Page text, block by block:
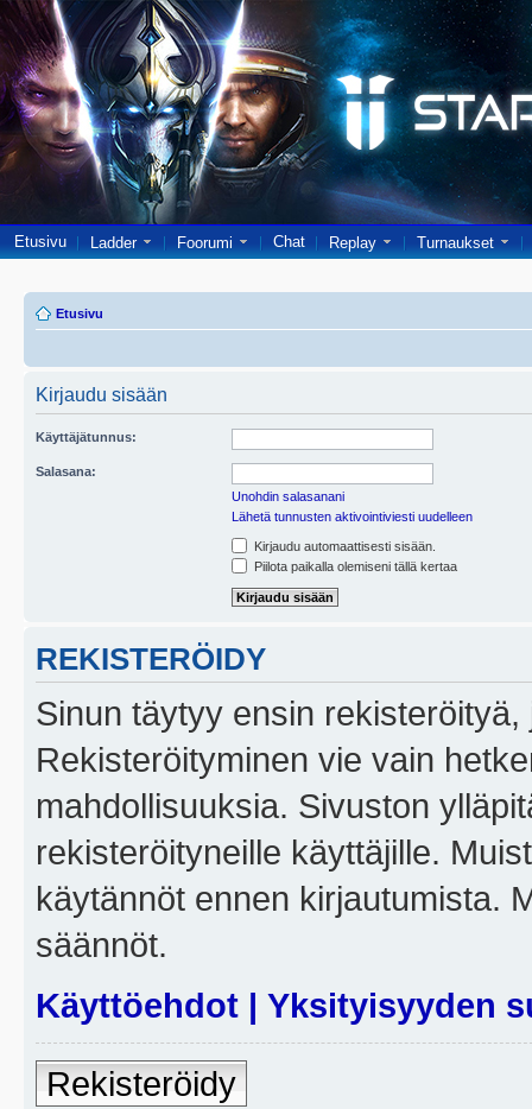
Etusivu Ladder Foorumi Chat Replay Turnaukset
Etusivu
Kirjaudu sisään
Käyttäjätunnus:
Salasana:
Unohdin salasanani
Lähetä tunnusten aktivointiviesti uudelleen
Kirjaudu automaattisesti sisään.
Piilota paikalla olemiseni tällä kertaa
REKISTERÖIDY
Sinun täytyy ensin
Rekisteröityminen vie vain
mahdollisuuksia. Sivuston
rekisteröityneille käyttäjille.
käytännöt ennen kirjautumista.
säännöt.
Käyttöehdot | Yksityisyyden
Rekisteröidy